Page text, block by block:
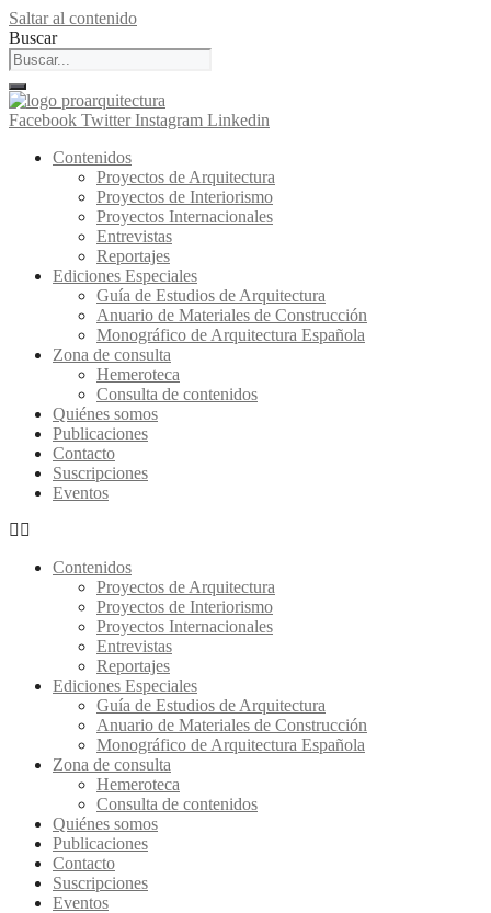
Saltar al contenido
Buscar
Facebook Twitter Instagram Linkedin
Contenidos
Proyectos de Arquitectura
Proyectos de Interiorismo
Proyectos Internacionales
Entrevistas
Reportajes
Ediciones Especiales
Guía de Estudios de Arquitectura
Anuario de Materiales de Construcción
Monográfico de Arquitectura Española
Zona de consulta
Hemeroteca
Consulta de contenidos
Quiénes somos
Publicaciones
Contacto
Suscripciones
Eventos
Contenidos
Proyectos de Arquitectura
Proyectos de Interiorismo
Proyectos Internacionales
Entrevistas
Reportajes
Ediciones Especiales
Guía de Estudios de Arquitectura
Anuario de Materiales de Construcción
Monográfico de Arquitectura Española
Zona de consulta
Hemeroteca
Consulta de contenidos
Quiénes somos
Publicaciones
Contacto
Suscripciones
Eventos